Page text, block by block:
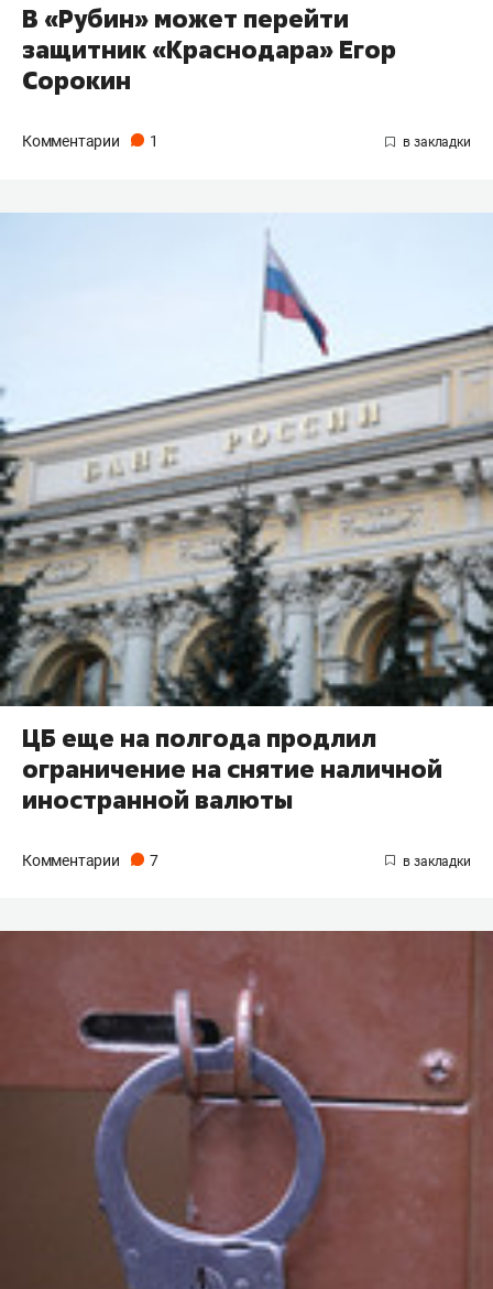
В «Рубин» может перейти
защитник «Краснодара» Егор
Сорокин
Комментарии 1
ЦБ еще на полгода продлил
ограничение на снятие наличной
иностранной валюты
Комментарии 7